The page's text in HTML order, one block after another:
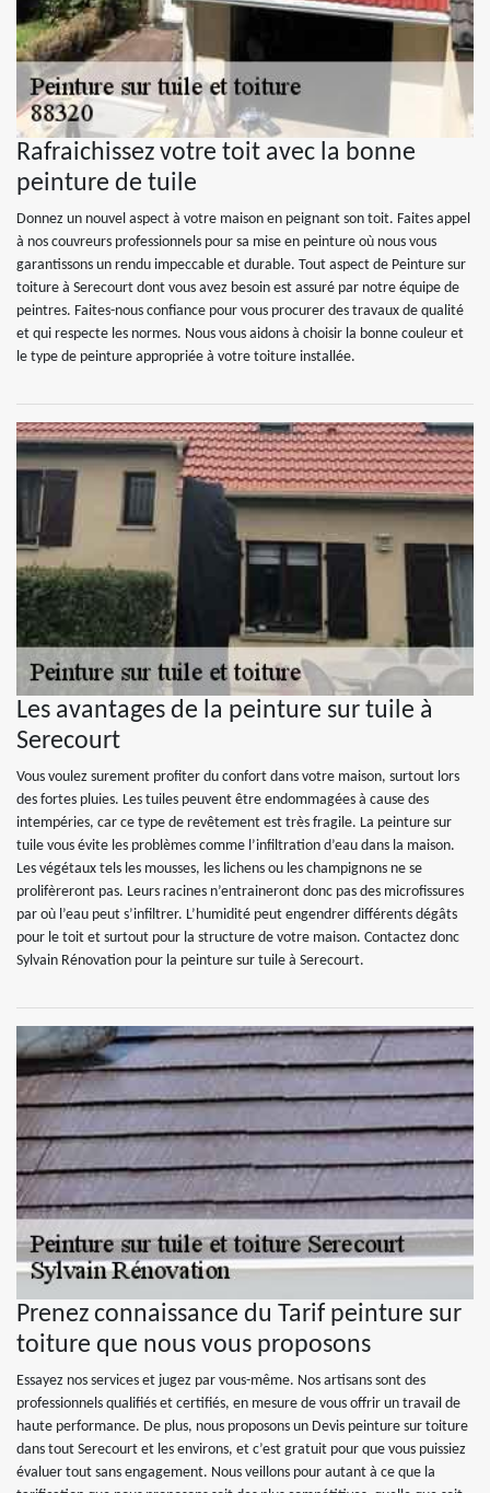
Rafraichissez votre toit avec la bonne
peinture de tuile
Donnez un nouvel aspect à votre maison en peignant son toit. Faites appel
à nos couvreurs professionnels pour sa mise en peinture où nous vous
garantissons un rendu impeccable et durable. Tout aspect de Peinture sur
toiture à Serecourt dont vous avez besoin est assuré par notre équipe de
peintres. Faites-nous confiance pour vous procurer des travaux de qualité
et qui respecte les normes. Nous vous aidons à choisir la bonne couleur et
le type de peinture appropriée à votre toiture installée.
Les avantages de la peinture sur tuile à
Serecourt
Vous voulez surement profiter du confort dans votre maison, surtout lors
des fortes pluies. Les tuiles peuvent être endommagées à cause des
intempéries, car ce type de revêtement est très fragile. La peinture sur
tuile vous évite les problèmes comme l’infiltration d’eau dans la maison.
Les végétaux tels les mousses, les lichens ou les champignons ne se
prolifèreront pas. Leurs racines n’entraineront donc pas des microfissures
par où l’eau peut s’infiltrer. L’humidité peut engendrer différents dégâts
pour le toit et surtout pour la structure de votre maison. Contactez donc
Sylvain Rénovation pour la peinture sur tuile à Serecourt.
Prenez connaissance du Tarif peinture sur
toiture que nous vous proposons
Essayez nos services et jugez par vous-même. Nos artisans sont des
professionnels qualifiés et certifiés, en mesure de vous offrir un travail de
haute performance. De plus, nous proposons un Devis peinture sur toiture
dans tout Serecourt et les environs, et c’est gratuit pour que vous puissiez
évaluer tout sans engagement. Nous veillons pour autant à ce que la